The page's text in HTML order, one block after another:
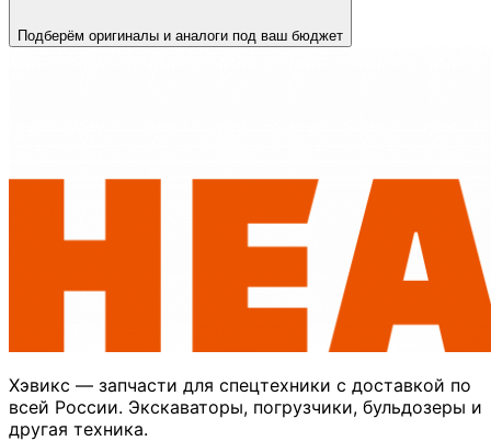
Подберём оригиналы и аналоги под ваш бюджет
Хэвикс — запчасти для спецтехники с доставкой по
всей России. Экскаваторы, погрузчики, бульдозеры и
другая техника.